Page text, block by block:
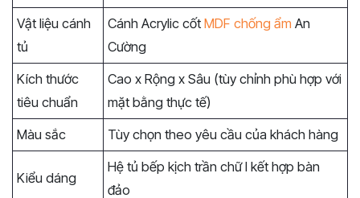
Vật liệu cánh
tủ
Cánh Acrylic cốt MDF chống ẩm An
Cường
Kích thước
tiêu chuẩn
Cao x Rộng x Sâu (tùy chỉnh phù hợp với
mặt bằng thực tế)
Màu sắc
Tùy chọn theo yêu cầu của khách hàng
Kiểu dáng
Hệ tủ bếp kịch trần chữ I kết hợp bàn
đảo